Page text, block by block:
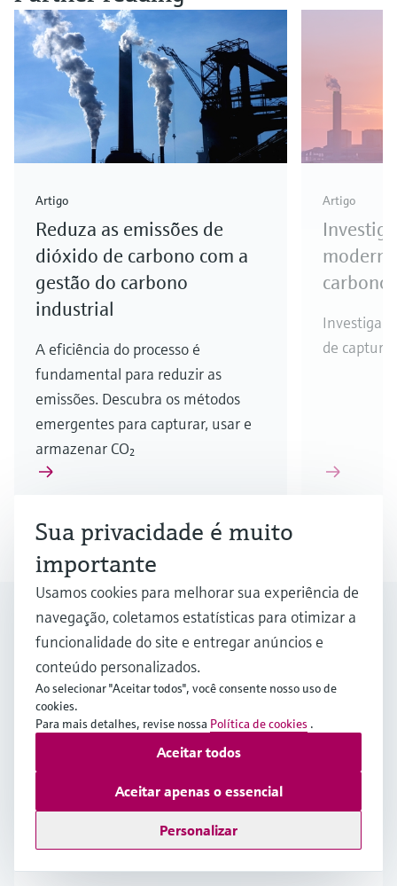
Artigo
Reduza as emissões de
dióxido de carbono com a
gestão do carbono
industrial
A eficiência do processo é
fundamental para reduzir as
emissões. Descubra os métodos
emergentes para capturar, usar e
armazenar CO₂
Artigo
carbono
de captura
1/2
Find out more about
sustainability
Soluções de sustentabilidade para
mercados industriais
de decisões em sustentabilidade estão se
tornando mais visíveis, estruturados e
orientados para resultados em diferentes
Sua privacidade é muito
importante
Usamos cookies para melhorar sua experiência de
navegação, coletamos estatísticas para otimizar a
funcionalidade do site e entregar anúncios e
conteúdo personalizados.
Ao selecionar "Aceitar todos", você consente nosso uso de
cookies.
Para mais detalhes, revise nossa Política de cookies .
Personalizar
Aceitar apenas o essencial
Aceitar todos